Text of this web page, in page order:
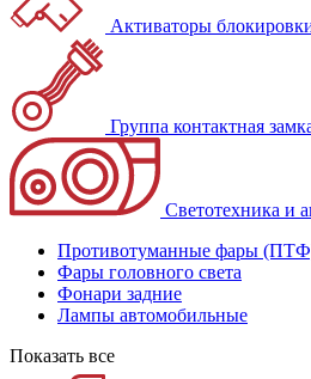
Активаторы
Группа контактная
Светотехника и
Противотуманные фары
Фары головного света
Фонари задние
Лампы автомобильные
Показать все